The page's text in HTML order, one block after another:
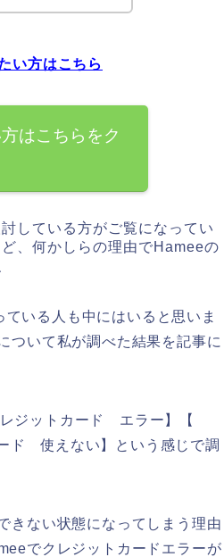
い方はこちら
はこちらをク
している方がご覧になってい
、何かしらの理由でHameeの
いる人も中にはいると思いま
ついて私が調べた結果を記事に
ジットカード エラー】【
ド 使えない】という感じで調
きない状態になってしまう理由
でクレジットカードエラーが